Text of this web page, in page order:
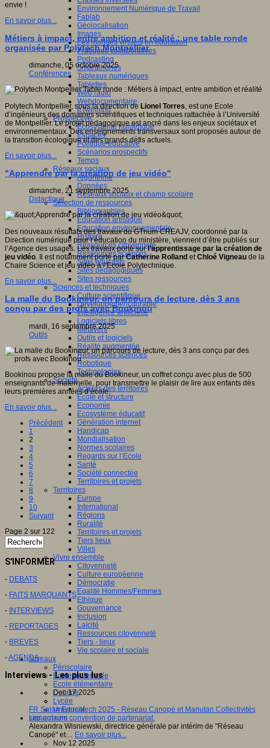
Environnement Numérique de Travail
Fablab
Géolocalisation
Images
Les mondes virtuels en éducation
Pratiques collaboratives
Podcasting
Smartphones
Tableaux numériques
Tablettes
Web radio
Webdocumentaire
eTwinning
Prospective
Ecosystème numérique
Espaces
Politique éducative
Scénarios prospectifs
Temps
Réseaux sociaux
Algorithme
Données
Réseaux sociaux et champ scolaire
Sélection de ressources
Bibliographies
Education artistique
Education environnementale
Histoire
Ressources citoyenneté
Ressources sciences
Sites éducatifs
Sites pédagogiques
Sites ressources
Sciences et techniques
Culture scientifique
Développement durable
Intelligence artificielle
Logiciels libres
Métavers
Outils et logiciels
Réalité augmentée
Ressources sciences
Robotique
Technologies
Société
Acteurs des territoires
Ecole et structure
Economie
Ecosystème éducatif
Génération internet
Handicap
Mondialisation
Normes scolaires
Regards sur l’Ecole
Santé
Société connectée
Territoires et projets
Territoires
Europe
International
Régions
Ruralité
Territoires et projets
Tiers lieux
Villes
Vivre ensemble
Citoyenneté
Culture européenne
Démocratie
Egalité Hommes/Femmes
Ethique
Gouvernance
Inclusion
Laïcité
Ressources citoyenneté
Tiers - lieux
Vie scolaire et sociale
Niveaux
Périscolaire
Ecole maternelle
Ecole élémentaire
Collège
Lycée
Université
Les auteurs
envie !
En savoir plus...
Métiers à impact, entre ambition et réalité : une table ronde
organisée par Polytech Montpellier
dimanche, 05 octobre 2025
Conférences
Polytech Montpellier, sous la direction de Lionel Torres, est une Ecole
d’ingénieurs des domaines scientifiques et techniques rattachée à l’Université
de Montpellier. Le projet pédagogique est ancré dans les enjeux sociétaux et
environnementaux. Des enseignements transversaux sont proposés autour de
la transition écologique et des grands défis actuels.
En savoir plus...
"Apprendre par la création de jeu vidéo"
dimanche, 21 septembre 2025
Didactique
Des nouveaux résultats des travaux du GTnum CREAJV, coordonné par la
Direction numérique pour l’éducation du ministère, viennent d’être publiés sur
l’Agence des usages. Les travaux porte surl’apprentissage par la création de
jeu vidéo. Il est notamment porté parCatherine Rolland etChloé Vigneau de la
Chaire Science et jeu vidéo à l’Ecole Polytechnique.
En savoir plus...
La malle du Bookineur, un parcours de lecture, dès 3 ans
conçu par des profs avec Bookinou
mardi, 16 septembre 2025
Outils
Bookinou propose la malle du Bookineur, un coffret conçu avec plus de 500
enseignants de maternelle, pour transmettre le plaisir de lire aux enfants dès
leurs premières années d’école.
En savoir plus...
Précédent
1
2
3
4
5
6
7
8
9
10
Suivant
Page 2 sur 122
S'INFORMER
- DEBATS
- FAITS MARQUANTS
- INTERVIEWS
- REPORTAGES
- BREVES
-AGENDA
Interviews - Les plus lus
Dec 17 2025
FR Salon Educatech 2025 - Réseau Canopé et Manutan Collectivités
signent une convention de partenariat.
Alexandra Wisniewski, directrice générale par intérim de "Réseau
Canopé" et… En savoir plus...
Nov 12 2025